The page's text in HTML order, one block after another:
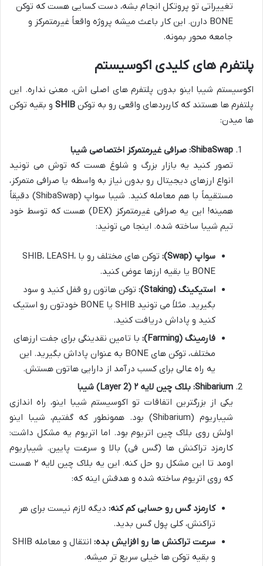
تغییراتی تو پروتکل انجام بشه، دست کسایی هست که توکن
BONE دارن. این کار باعث میشه پروژه واقعاً غیرمتمرکز و
جامعه محور بمونه.
پلتفرم های کلیدی اکوسیستم
اکوسیستم شیبا اینو بدون پلتفرم های اصلی اش، معنی نداره. این
پلتفرم ها هستند که کاربردهای واقعی رو به توکن SHIB و بقیه توکن
ها میدن:
ShibaSwap: صرافی غیرمتمرکز اختصاصی شیبا
تصور کنید یه بازار بزرگ و شلوغ هست که توش می تونید
انواع ارزهای دیجیتال رو بدون نیاز به واسطه یا صرافی متمرکز،
مستقیماً با هم معامله کنید. شیبا سواپ (ShibaSwap) دقیقاً
همینه! این یه صرافی غیرمتمرکز (DEX) هست که توسط خود
تیم شیبا ساخته شده. اینجا می تونید:
سواپ (Swap):
توکن های مختلف رو با SHIB، LEASH،
BONE یا بقیه ارزها عوض کنید.
استیکینگ (Staking):
توکن هاتون رو قفل کنید و سود
بگیرید. مثلاً می تونید SHIB یا BONE خودتون رو استیک
کنید و پاداش دریافت کنید.
فارمینگ (Farming):
با تامین نقدینگی برای جفت ارزهای
مختلف، توکن های BONE به عنوان پاداش بگیرید. این
یه راه عالی برای کسب درآمد از دارایی هاتون هستش.
Shibarium: بلاک چین لایه ۲ (Layer 2) شیبا
یکی از بزرگترین اتفاقات تو اکوسیستم شیبا اینو، راه اندازی
شیباریوم (Shibarium) بود. همونطور که گفتیم، شیبا اینو
اولش روی بلاک چین اتریوم بود. اما اتریوم یه مشکل داشت:
کارمزد تراکنش ها (گس فی) بالا و سرعت پایین. شیباریوم
اومد تا این مشکل رو حل کنه. این یه بلاک چین لایه ۲ هست
که روی اتریوم ساخته شده و هدفش اینه که:
کارمزد گس رو حسابی کم کنه: دیگه لازم نیست برای هر
تراکنش، کلی پول گس بدید.
سرعت تراکنش ها رو افزایش بده:
انتقال و معامله SHIB
و بقیه توکن ها خیلی سریع تر میشه.